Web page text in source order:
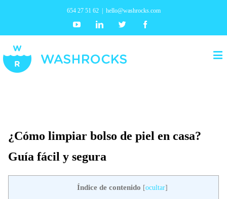
654 27 51 62 hello@washrocks.com
YoutubeLinkedin Twitter
¿Cómo limpiar bolso de piel en casa?
Guía fácil y segura
Índice de contenido [ocultar]